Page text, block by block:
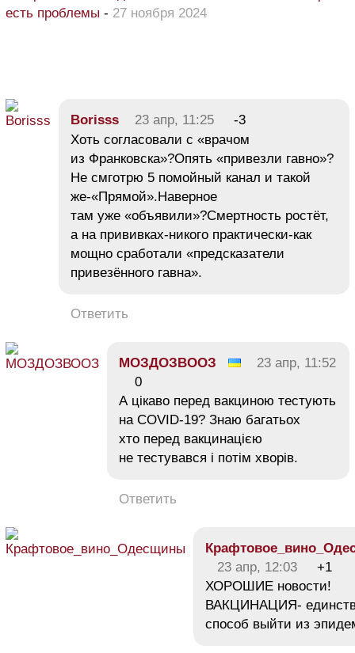
есть проблемы - 27 ноября 2024
Borisss 23 апр, 11:25
-3
Хоть согласовали с «врачом
из Франковска»?Опять «привезли гавно»?
Не смготрю 5 помойный канал и такой
же-«Прямой».Наверное
там уже «объявили»?Смертность ростёт,
а на прививках-никого практически-как
мощно сработали «предсказатели
привезённого гавна».
Ответить
МОЗДОЗВООЗ
23 апр, 11:52
0
А цікаво перед вакциною тестують
на COVID-19? Знаю багатьох
хто перед вакцинацією
не тестувався і потім хворів.
Ответить
23 апр, 12:03
+1
ХОРОШИЕ новости!
ВАКЦИНАЦИЯ-
способ выйти из